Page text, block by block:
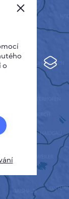
skvrny
Vítr
o